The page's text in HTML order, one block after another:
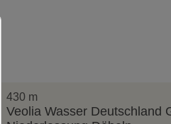
430 m
Veolia Wasser Deutschland